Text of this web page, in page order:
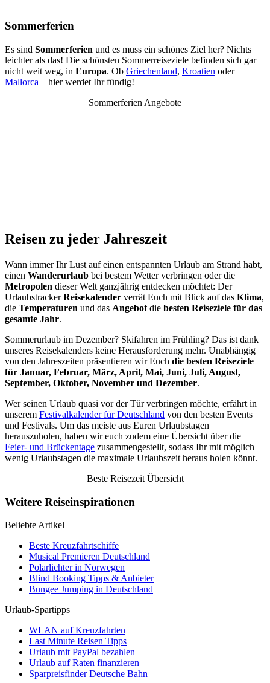
Sommerferien
Es sind Sommerferien und es muss ein schönes Ziel her? Nichts
leichter als das! Die schönsten Sommerreiseziele befinden sich gar
nicht weit weg, in Europa. Ob Griechenland, Kroatien oder
Mallorca – hier werdet Ihr fündig!
Sommerferien Angebote
Reisen zu jeder Jahreszeit
Wann immer Ihr Lust auf einen entspannten Urlaub am Strand habt,
einen Wanderurlaub bei bestem Wetter verbringen oder die
Metropolen dieser Welt ganzjährig entdecken möchtet: Der
UrlaubstrackerReisekalender verrät Euch mit Blick auf das Klima,
die Temperaturen und das Angebot die besten Reiseziele für das
gesamte Jahr.
Sommerurlaub im Dezember? Skifahren im Frühling? Das ist dank
unseres Reisekalenders keine Herausforderung mehr. Unabhängig
von den Jahreszeiten präsentieren wir Euch die besten Reiseziele
für Januar, Februar, März, April, Mai, Juni, Juli, August,
September, Oktober, November und Dezember.
Wer seinen Urlaub quasi vor der Tür verbringen möchte, erfährt in
unserem Festivalkalender für Deutschland von den besten Events
und Festivals. Um das meiste aus Euren Urlaubstagen
herauszuholen, haben wir euch zudem eine Übersicht über die
Feier- und Brückentage zusammengestellt, sodass Ihr mit möglich
wenig Urlaubstagen die maximale Urlaubszeit heraus holen könnt.
Beste Reisezeit Übersicht
Weitere Reiseinspirationen
Beliebte Artikel
Beste Kreuzfahrtschiffe
Musical Premieren Deutschland
Polarlichter in Norwegen
Blind Booking Tipps & Anbieter
Bungee Jumping in Deutschland
Urlaub-Spartipps
WLAN auf Kreuzfahrten
Last Minute Reisen Tipps
Urlaub mit PayPal bezahlen
Urlaub auf Raten finanzieren
Sparpreisfinder Deutsche Bahn